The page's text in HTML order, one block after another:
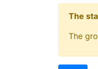
The
The